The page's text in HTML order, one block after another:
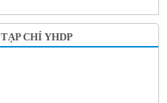
TẠP CHÍ YHDP